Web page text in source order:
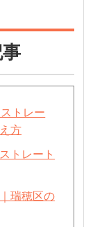
トレー
方
トレート
瑞穂区の